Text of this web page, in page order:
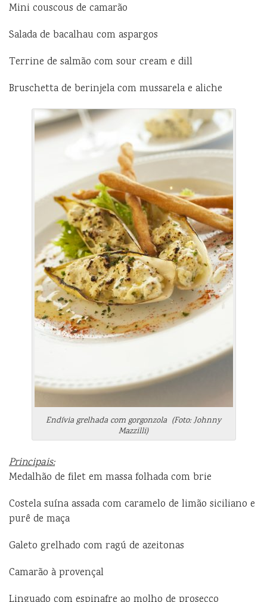
Mini couscous de camarão
Salada de bacalhau com aspargos
Terrine de salmão com sour cream e dill
Bruschetta de berinjela com mussarela e aliche
Endívia grelhada com gorgonzola (Foto: Johnny
Mazzilli)
Principais:
Medalhão de filet em massa folhada com brie
Costela suína assada com caramelo de limão siciliano e
purê de maça
Galeto grelhado com ragú de azeitonas
Camarão à provençal